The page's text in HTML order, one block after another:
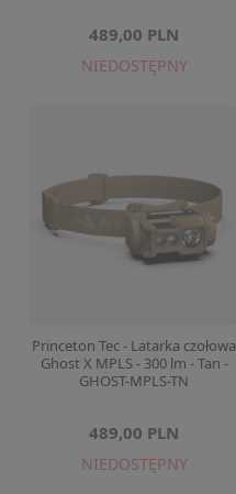
489,00 PLN
NIEDOSTĘPNY
Princeton Tec - Latarka czołowa
Ghost X MPLS - 300 lm - Tan -
GHOST-MPLS-TN
489,00 PLN
NIEDOSTĘPNY